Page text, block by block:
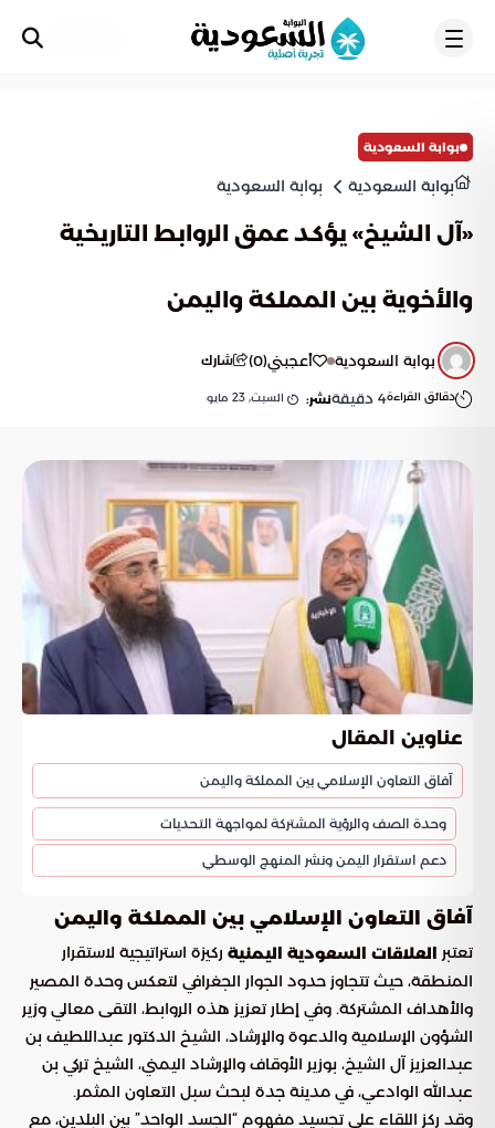
بوابة السعودية
بوابة السعودية بوابة السعودية
«آل الشيخ» يؤكد عمق الروابط التاريخية
والأخوية بين المملكة واليمن
بوابة السعودية أعجبني(
0
) شارك
دقائق القراءة4 دقيقةنشر: السبت, 23 مايو
عناوين المقال
آفاق التعاون الإسلامي بين المملكة واليمن
وحدة الصف والرؤية المشتركة لمواجهة التحديات
دعم استقرار اليمن ونشر المنهج الوسطي
آفاق التعاون الإسلامي بين المملكة واليمن
تعتبر العلاقات السعودية اليمنية ركيزة استراتيجية لاستقرار
المنطقة، حيث تتجاوز حدود الجوار الجغرافي لتعكس وحدة المصير
والأهداف المشتركة. وفي إطار تعزيز هذه الروابط، التقى معالي وزير
الشؤون الإسلامية والدعوة والإرشاد، الشيخ الدكتور عبداللطيف بن
عبدالعزيز آل الشيخ، بوزير الأوقاف والإرشاد اليمني، الشيخ تركي بن
عبدالله الوادعي، في مدينة جدة لبحث سبل التعاون المثمر.
وقد ركز اللقاء على تجسيد مفهوم “الجسد الواحد” بين البلدين، مع